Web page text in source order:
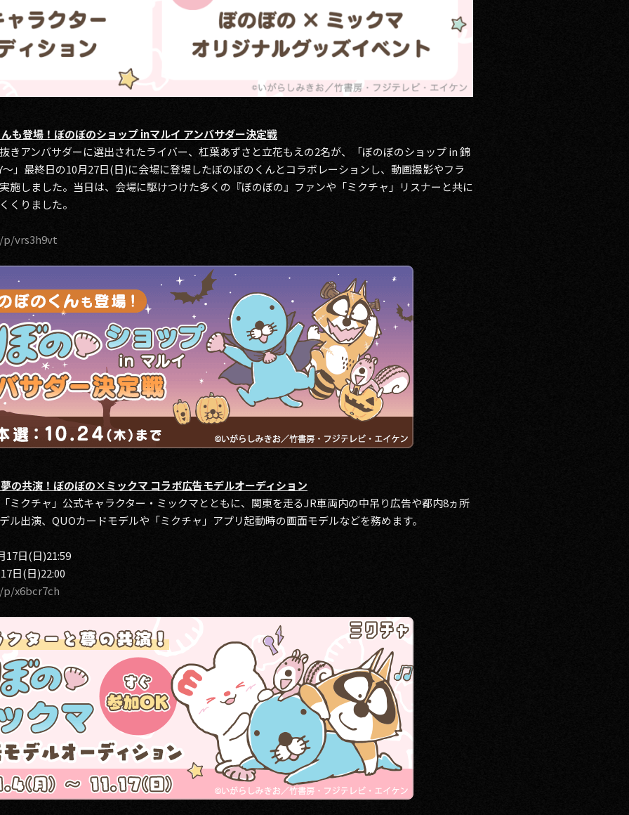
も登場！ぼのぼのショップ inマルイ アンバサダー決定戦
きアンバサダーに選出されたライバー、杠葉あずさと立花もえの2名が、「ぼのぼのショップ in 錦
～」最終日の10月27日(日)に会場に登場したぼのぼのくんとコラボレーションし、動画撮影やフラ
施しました。当日は、会場に駆けつけた多くの『ぼのぼの』ファンや「ミクチャ」リスナーと共に
くりました。
vrs3h9vt
の共演！ぼのぼの×ミックマ コラボ広告モデルオーディション
ミクチャ」公式キャラクター・ミックマとともに、関東を走るJR車両内の中吊り広告や都内8ヵ所
ル出演、QUOカードモデルや「ミクチャ」アプリ起動時の画面モデルなどを務めます。
17日(日)21:59
日(日)22:00
x6bcr7ch